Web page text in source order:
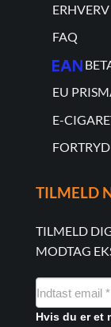
ERHVERV
FAQ
EU
E-
TILMELD
TILMELD
MODTAG
FORMULAR
Hvis du er et